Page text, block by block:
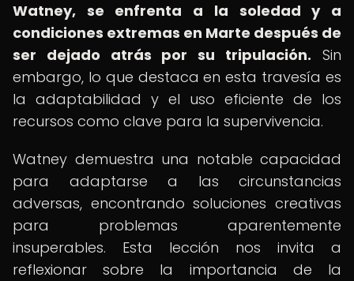
Watney, se enfrenta a la soledad y a
condiciones extremas en Marte después de
ser dejado atrás por su tripulación. Sin
embargo, lo que destaca en esta travesía es
la adaptabilidad y el uso eficiente de los
recursos como clave para la supervivencia.
Watney demuestra una notable capacidad
para adaptarse a las circunstancias
adversas, encontrando soluciones creativas
para problemas aparentemente
insuperables. Esta lección nos invita a
reflexionar sobre la importancia de la